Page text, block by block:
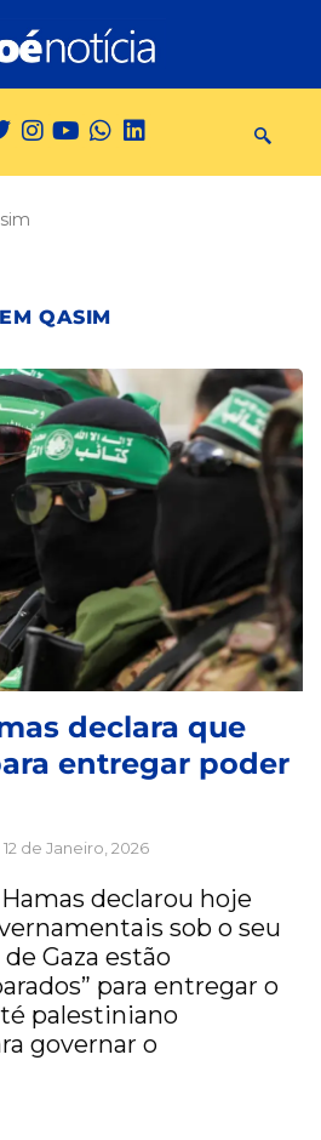
QASIM
declara que
entregar poder
12 de Janeiro, 2026
declarou hoje
sob o seu
Gaza estão
para entregar o
palestiniano
governar o